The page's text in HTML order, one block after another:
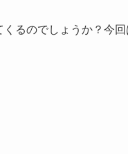
るのでしょうか？今